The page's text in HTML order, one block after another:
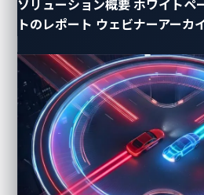
ソリューション概要 ホワイトペ
トのレポート ウェビナーアーカ
がChargePoint Home Flexに対
る様子